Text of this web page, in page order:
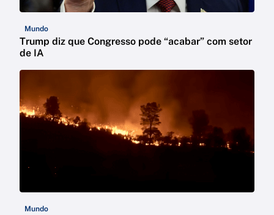
Mundo
Trump diz que Congresso pode “acabar” com setor
de IA
Mundo